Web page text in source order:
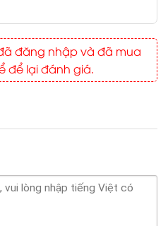
đăng nhập và đã mua
để lại đánh giá.